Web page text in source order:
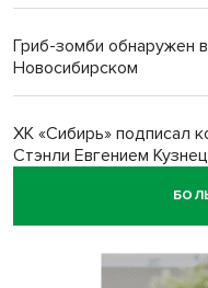
Гриб-зомби обнаружен
Новосибирском
ХК «Сибирь» подписал
Стэнли Евгением
Отправил инвалида на